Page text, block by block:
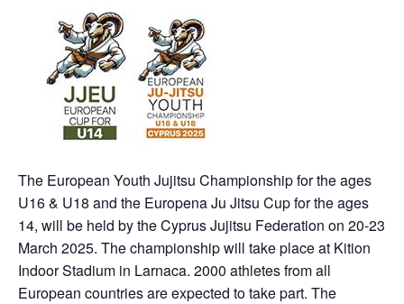
The European Youth Jujitsu Championship for the ages
U16 & U18 and the Europena Ju Jitsu Cup for the ages
14, will be held by the Cyprus Jujitsu Federation on 20-23
March 2025. The championship will take place at Kition
Indoor Stadium in Larnaca. 2000 athletes from all
European countries are expected to take part. The